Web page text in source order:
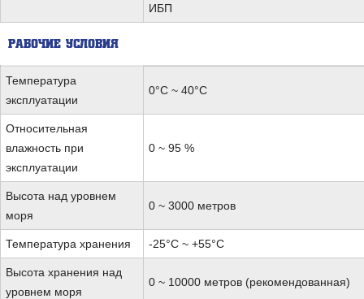
ИБП
РАБОЧИЕ УСЛОВИЯ
Температура
эксплуатации
0°C ~ 40°C
Относительная
влажность при
эксплуатации
0 ~ 95 %
Высота над уровнем
моря
0 ~ 3000 метров
Температура хранения -25°C ~ +55°C
Высота хранения над
уровнем моря
0 ~ 10000 метров (рекомендованная)